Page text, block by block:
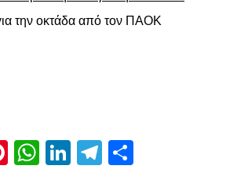
την οκτάδα από τον ΠΑΟΚ
Pinterest
WhatsApp
LinkedIn
Telegram